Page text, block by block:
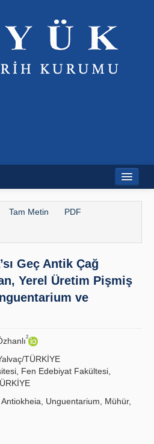
Tam Metin PDF
Geç Antik Çağ
Yerel Üretim Pişmiş
ve
2
TÜRKİYE
Fen Edebiyat Fakültesi,
Antiokheia, Unguentarium, Mühür,